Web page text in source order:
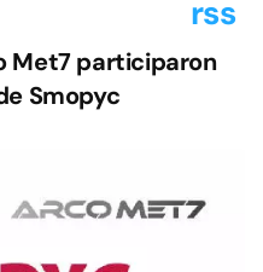
Met7 participaron
Smopyc